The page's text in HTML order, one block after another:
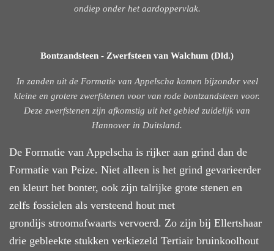
ondiep onder het aardoppervlak.
Bontzandsteen - Zwerfsteen van Walchum (Dld.)
In zanden uit de Formatie van Appelscha komen bijzonder veel
kleine en grotere zwerfstenen voor van rode bontzandsteen voor.
Deze zwerfstenen zijn afkomstig uit het gebied zuidelijk van
Hannover in Duitsland.
De Formatie van Appelscha is rijker aan grind dan de
Formatie van Peize. Niet alleen is het grind gevarieerder
en kleurt het bonter, ook zijn talrijke grote stenen en
zelfs fossielen als versteend hout met
grondijs stroomafwaarts vervoerd. Zo zijn bij Ellertshaar
drie gebleekte stukken verkiezeld Tertiair bruinkoolhout